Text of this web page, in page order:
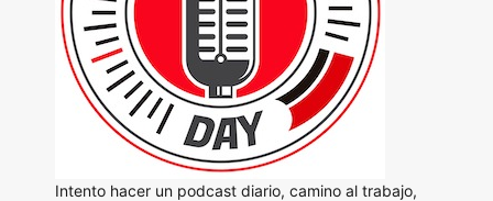
Intento hacer un podcast diario, camino al trabajo,